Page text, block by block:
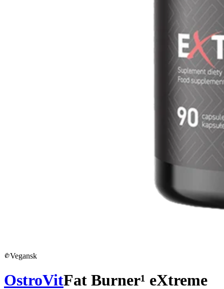
Vegansk
OstroVitFat Burner¹ eXtreme